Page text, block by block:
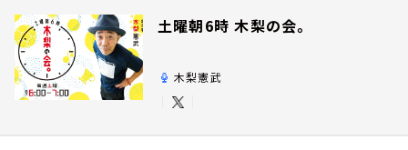
土曜朝6時 木梨の会。
木梨憲武